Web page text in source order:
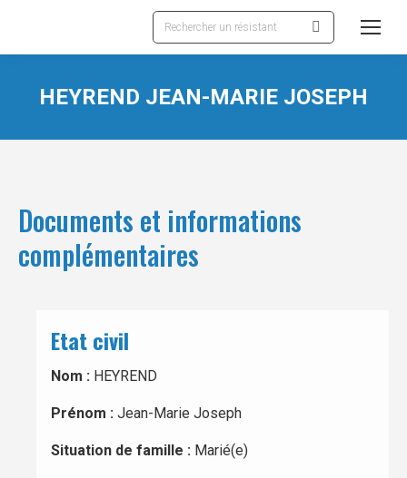
Recherche
:
HEYREND JEAN-MARIE JOSEPH
Documents et informations
complémentaires
Etat civil
Nom : HEYREND
Prénom : Jean-Marie Joseph
Situation de famille : Marié(e)